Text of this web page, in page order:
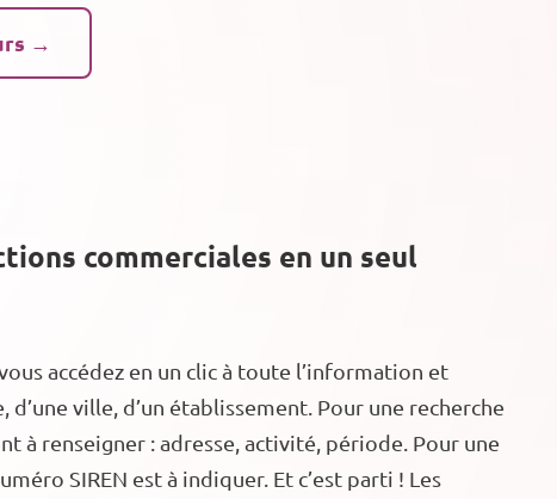
→
commerciales en un seul
accédez en un clic à toute l’information et
d’une ville, d’un établissement. Pour une recherche
à renseigner : adresse, activité, période. Pour une
SIREN est à indiquer. Et c’est parti ! Les